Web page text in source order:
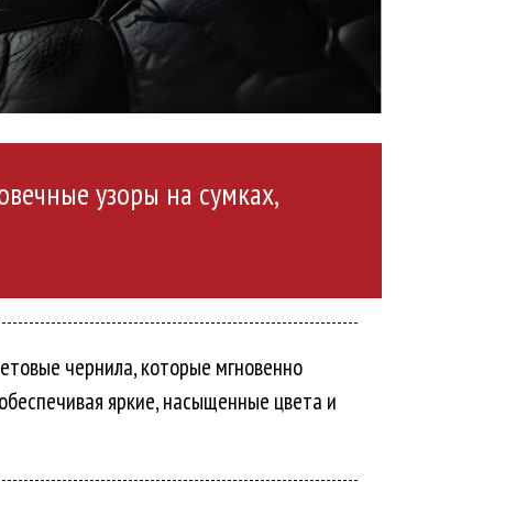
узоры на сумках,
чернила, которые мгновенно
яркие, насыщенные цвета и